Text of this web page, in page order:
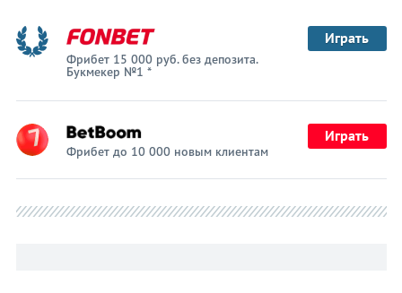
Фрибет 15 000 руб. без депозита.
Букмекер №1 *
Играть
Фрибет до 10 000 новым клиентам
Играть